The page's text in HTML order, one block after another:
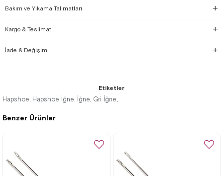
Bakım ve Yıkama Talimatları
Kargo & Teslimat
İade & Değişim
Benzer Ürünler
Etiketler
Hapshoe, Hapshoe İğne, İğne, Gri İğne,